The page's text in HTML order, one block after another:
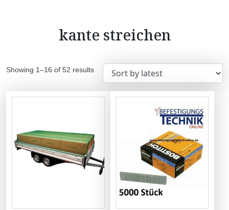
kante streichen
Showing 1–16 of 52 results